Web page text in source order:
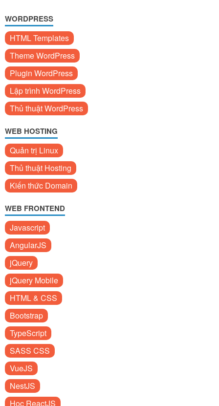
WORDPRESS
HTML Templates
Theme WordPress
Plugin WordPress
Lập trình WordPress
Thủ thuật WordPress
WEB HOSTING
Quản trị Linux
Thủ thuật Hosting
Kiến thức Domain
WEB FRONTEND
Javascript
AngularJS
jQuery
jQuery Mobile
HTML & CSS
Bootstrap
TypeScript
SASS CSS
VueJS
NestJS
Học ReactJS